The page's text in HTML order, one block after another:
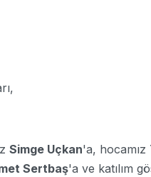
Simge Uçkan'a, hocamız
Sertbaş'a ve katılım